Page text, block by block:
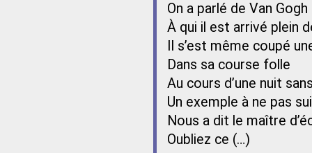
On a parlé de Van Gogh
À qui il est arrivé plein
Il s’est même coupé
Dans sa course folle
Au cours d’une nuit
Un exemple à ne pas
Nous a dit le maître
Oubliez ce (…)